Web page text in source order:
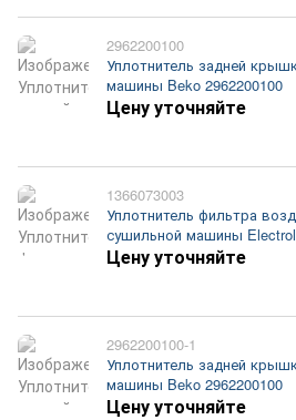
2962200100
Уплотнитель задней
машины Beko 2962200100
Цену уточняйте
1366073003
Уплотнитель фильтра
сушильной машины
Цену уточняйте
2962200100-1
Уплотнитель задней
машины Beko 2962200100
Цену уточняйте